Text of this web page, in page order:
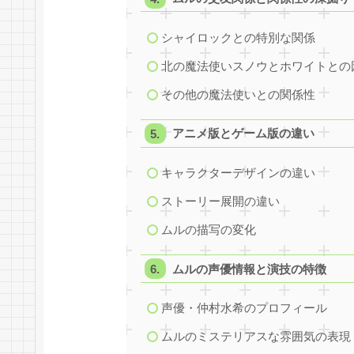
シャイロックとの特別な関係
北の魔法使いスノウとホワイトとの
その他の魔法使いとの関係性
アニメ版とゲーム版の違い
キャラクターデザインの違い
ストーリー展開の違い
ムルの描写の変化
ムルの声優情報と演技の特徴
声優・仲村水希のプロフィール
ムルのミステリアスな雰囲気の表現